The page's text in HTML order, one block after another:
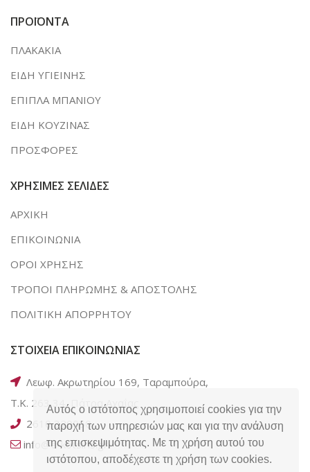
Αυτός ο ιστότοπος χρησιμοποιεί cookies για την
παροχή των υπηρεσιών μας και για την ανάλυση
της επισκεψιμότητας. Με τη χρήση αυτού του
ιστότοπου, αποδέχεστε τη χρήση των cookies.
ΠΡΟΪΟΝΤΑ
ΠΛΑΚΑΚΙΑ
ΕΙΔΗ ΥΓΙΕΙΝΗΣ
ΕΠΙΠΛΑ ΜΠΑΝΙΟΥ
ΕΙΔΗ ΚΟΥΖΙΝΑΣ
ΠΡΟΣΦΟΡΕΣ
ΧΡΗΣΙΜΕΣ ΣΕΛΙΔΕΣ
ΑΡΧΙΚΗ
ΕΠΙΚΟΙΝΩΝΙΑ
ΟΡΟΙ ΧΡΗΣΗΣ
ΤΡΟΠΟΙ ΠΛΗΡΩΜΗΣ & ΑΠΟΣΤΟΛΗΣ
ΠΟΛΙΤΙΚΗ ΑΠΟΡΡΗΤΟΥ
ΣΤΟΙΧΕΙΑ ΕΠΙΚΟΙΝΩΝΙΑΣ
Λεωφ. Ακρωτηρίου 169, Ταραμπούρα,
Τ.Κ. 263 34, Πάτρα Αχαΐας
2610 320050
info@e-kotsiris.gr